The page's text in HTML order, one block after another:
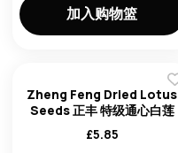
加入购物篮
Zheng Feng Dried Lotus
Seeds 正丰 特级通心白莲
£5.85